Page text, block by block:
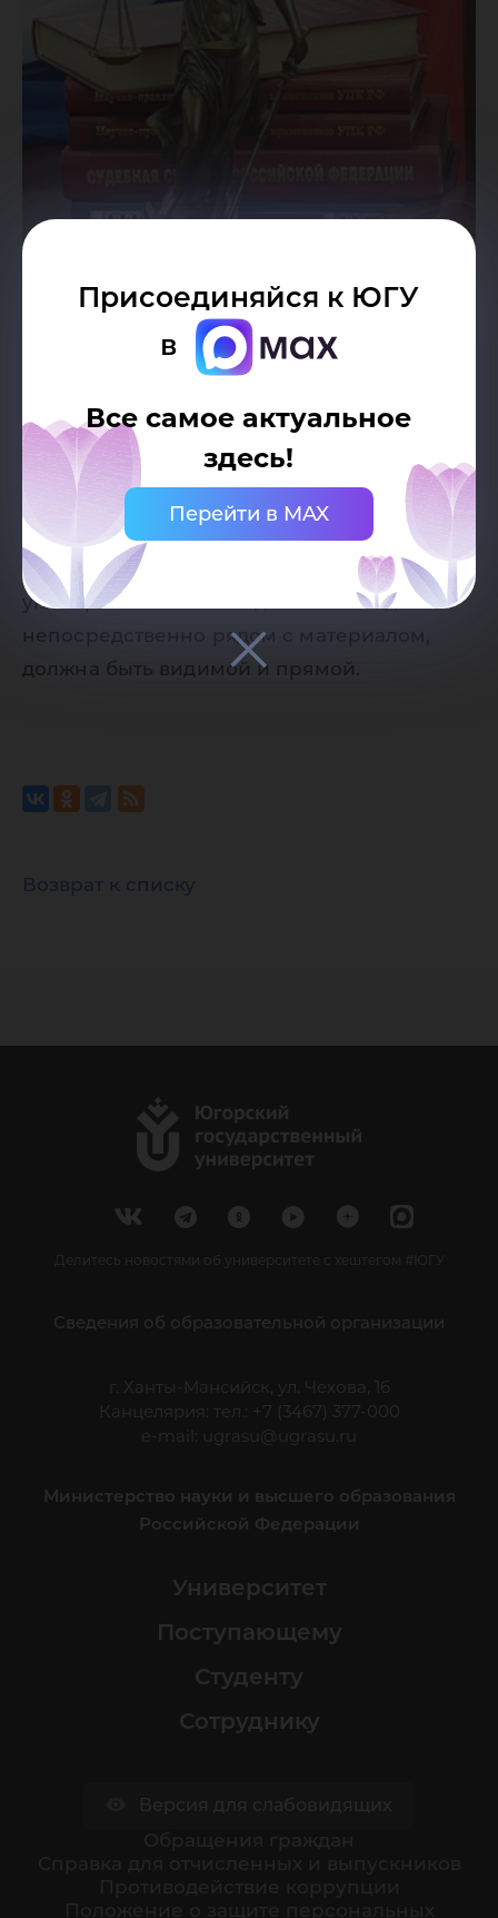
Присоединяйся к ЮГУ
в
Все самое актуальное
здесь!
Перейти в MAX
Дата публикации: 10.12.2019
государственного университета
Разрешено копирование статей, только
при наличии активной (кликабельной)
ссылки на страницу-источник сайта
Югорского государственного
университета. Ссылка должна находиться
непосредственно рядом с материалом,
должна быть видимой и прямой.
Возврат к списку
Делитесь новостями об университете с хештегом #ЮГУ
Сведения об образовательной организации
г. Ханты-Мансийск, ул. Чехова, 16
Канцелярия: тел.: +7 (3467) 377-000
e-mail:
ugrasu@ugrasu.ru
Министерство науки и высшего образования
Российской Федерации
Университет
Поступающему
Студенту
Сотруднику